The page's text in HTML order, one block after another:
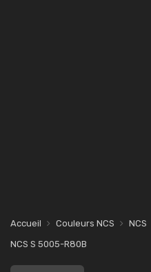
Accueil Couleurs NCS NCS
NCS S 5005-R80B